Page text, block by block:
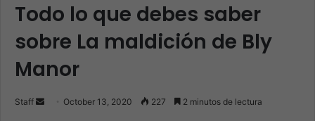
Todo lo que debes saber
sobre La maldición de Bly
Manor
Staff October 13, 2020 227 2 minutos de lectura